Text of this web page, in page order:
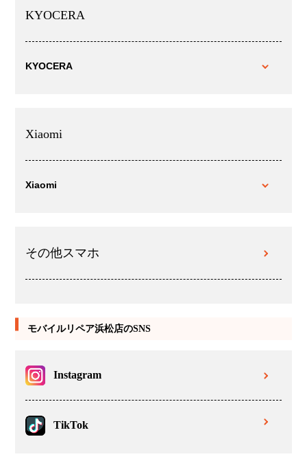
KYOCERA
KYOCERA
Xiaomi
Xiaomi
その他スマホ
モバイルリペア浜松店のSNS
Instagram
TikTok